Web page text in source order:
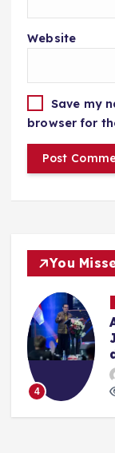
Website
Save my
browser for
You
4